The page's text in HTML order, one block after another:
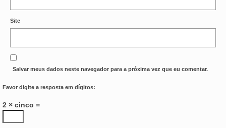
Site
Salvar meus dados neste navegador para a próxima vez que eu comentar.
Favor digite a resposta em dígitos:
2 × cinco =